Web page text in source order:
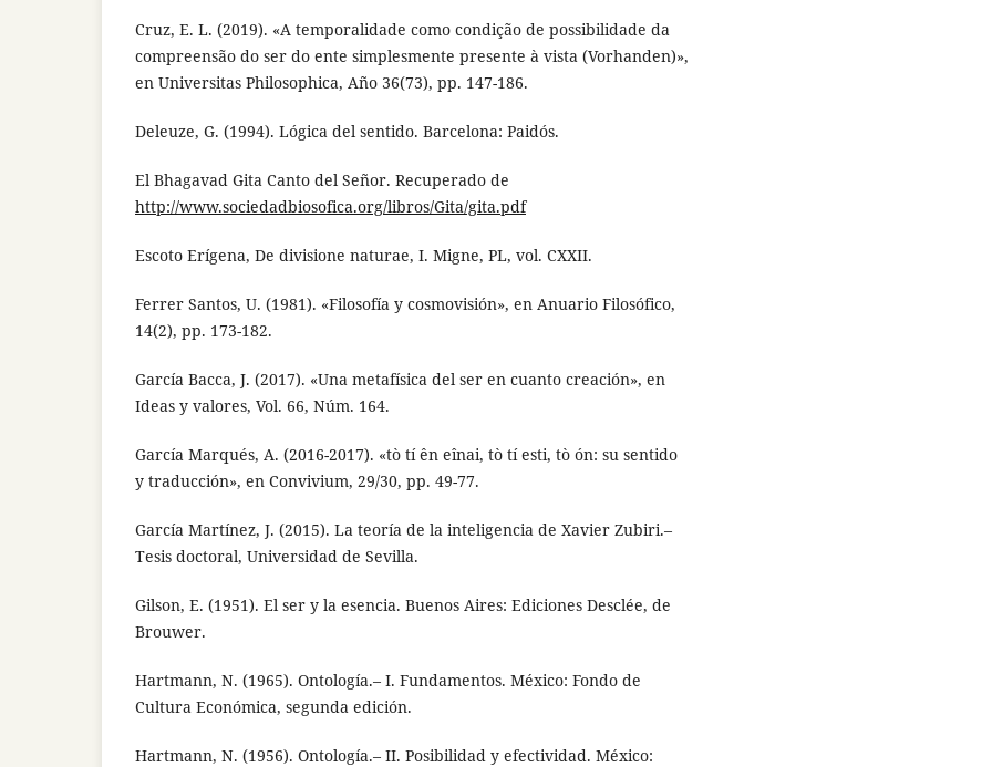
Cruz, E. L. (2019). «A temporalidade como condição de possibilidade da
compreensão do ser do ente simplesmente presente à vista (Vorhanden)»,
en Universitas Philosophica, Año 36(73), pp. 147-186.
Deleuze, G. (1994). Lógica del sentido. Barcelona: Paidós.
El Bhagavad Gita Canto del Señor. Recuperado de
http://www.sociedadbiosofica.org/libros/Gita/gita.pdf
Escoto Erígena, De divisione naturae, I. Migne, PL, vol. CXXII.
Ferrer Santos, U. (1981). «Filosofía y cosmovisión», en Anuario Filosófico,
14(2), pp. 173-182.
García Bacca, J. (2017). «Una metafísica del ser en cuanto creación», en
Ideas y valores, Vol. 66, Núm. 164.
García Marqués, A. (2016-2017). «tò tí ên eînai, tò tí esti, tò ón: su sentido
y traducción», en Convivium, 29/30, pp. 49-77.
García Martínez, J. (2015). La teoría de la inteligencia de Xavier Zubiri.–
Tesis doctoral, Universidad de Sevilla.
Gilson, E. (1951). El ser y la esencia. Buenos Aires: Ediciones Desclée, de
Brouwer.
Hartmann, N. (1965). Ontología.– I. Fundamentos. México: Fondo de
Cultura Económica, segunda edición.
Hartmann, N. (1956). Ontología.– II. Posibilidad y efectividad. México: